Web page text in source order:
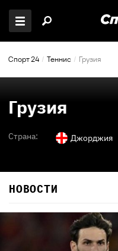
Спорт 24 Теннис Грузия
Грузия
Страна: Джорджия
НОВОСТИ